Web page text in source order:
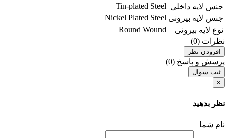
جنس لایه داخلی Tin-plated Steel
جنس لایه بیرونی Nickel Plated Steel
نوع لایه بیرونی
Round Wound
نظرات (0)
افزودن نظر
پرسش و پاسخ (0)
ثبت سوال
×
نظر بدهید
نام شما